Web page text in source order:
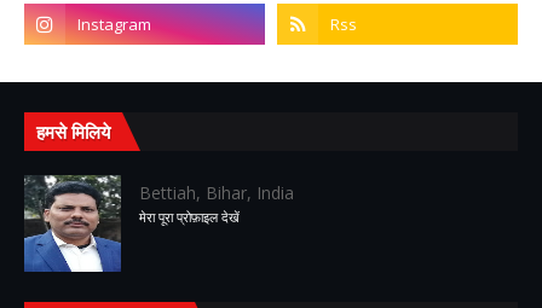
हमसे मिलिये
Bettiah, Bihar, India
मेरा पूरा प्रोफ़ाइल देखें